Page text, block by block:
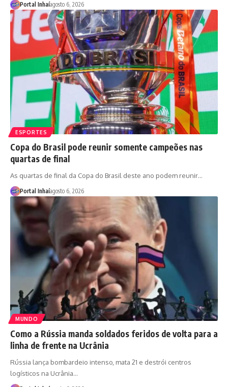
Portal Inhaíagosto 6, 2026
ESPORTES
Copa do Brasil pode reunir somente campeões nas
quartas de final
As quartas de final da Copa do Brasil deste ano podem reunir…
Portal Inhaíagosto 6, 2026
MUNDO
Como a Rússia manda soldados feridos de volta para a
linha de frente na Ucrânia
Rússia lança bombardeio intenso, mata 21 e destrói centros
logísticos na Ucrânia…